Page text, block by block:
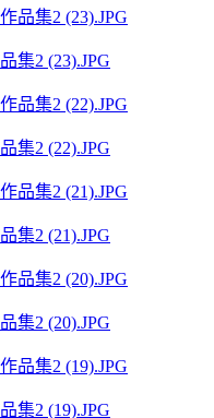
集2 (23).JPG
集2 (22).JPG
集2 (21).JPG
集2 (20).JPG
集2 (19).JPG